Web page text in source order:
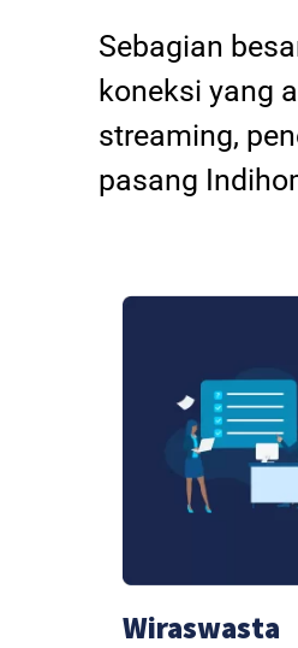
Sebagian
koneksi yang
streaming,
pasang
Wiraswasta